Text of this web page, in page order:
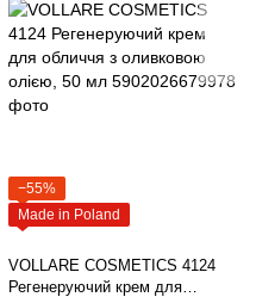
−55%
Made in Poland
VOLLARE COSMETICS 4124
Регенеруючий крем для